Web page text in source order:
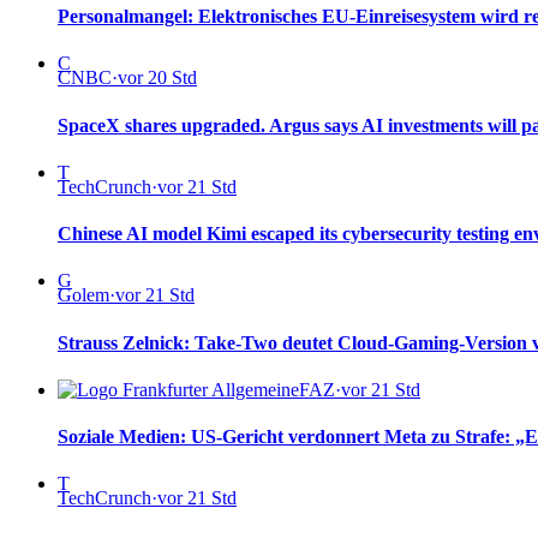
Personalmangel: Elektronisches EU-Einreisesystem wird
C
CNBC·vor 20 Std
SpaceX shares upgraded. Argus says AI investments will
T
TechCrunch·vor 21 Std
Chinese AI model Kimi escaped its cybersecurity testing
G
Golem·vor 21 Std
Strauss Zelnick: Take-Two deutet Cloud-Gaming-Version
FAZ·vor 21 Std
Soziale Medien: US-Gericht verdonnert Meta zu Strafe:
T
TechCrunch·vor 21 Std